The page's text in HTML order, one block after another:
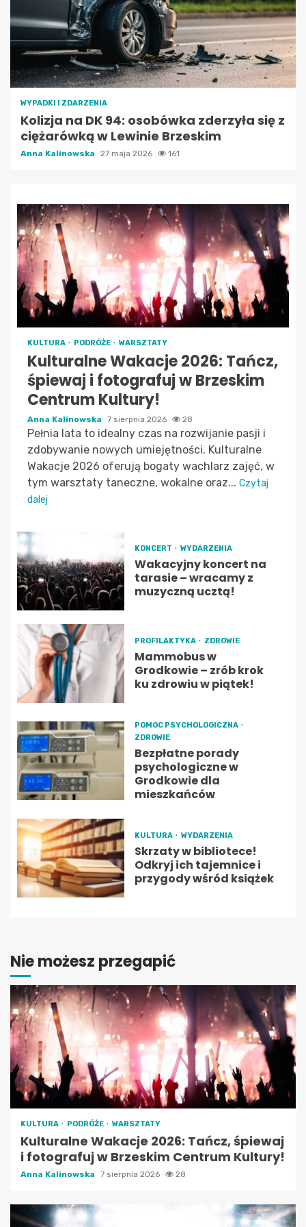
WYPADKI I ZDARZENIA
Kolizja na DK 94: osobówka zderzyła się z
ciężarówką w Lewinie Brzeskim
Anna Kalinowska 27 maja 2026 161
KULTURA PODRÓŻE WARSZTATY
Kulturalne Wakacje 2026: Tańcz,
śpiewaj i fotografuj w Brzeskim
Centrum Kultury!
Anna Kalinowska 7 sierpnia 2026 28
Pełnia lata to idealny czas na rozwijanie pasji i
zdobywanie nowych umiejętności. Kulturalne
Wakacje 2026 oferują bogaty wachlarz zajęć, w
tym warsztaty taneczne, wokalne oraz... Czytaj
dalej
KONCERT WYDARZENIA
Wakacyjny koncert na
tarasie – wracamy z
muzyczną ucztą!
PROFILAKTYKA ZDROWIE
Mammobus w
Grodkowie – zrób krok
ku zdrowiu w piątek!
POMOC PSYCHOLOGICZNA
ZDROWIE
Bezpłatne porady
psychologiczne w
Grodkowie dla
mieszkańców
KULTURA WYDARZENIA
Skrzaty w bibliotece!
Odkryj ich tajemnice i
przygody wśród książek
Nie możesz przegapić
KULTURA PODRÓŻE WARSZTATY
Kulturalne Wakacje 2026: Tańcz, śpiewaj
i fotografuj w Brzeskim Centrum Kultury!
Anna Kalinowska 7 sierpnia 2026 28